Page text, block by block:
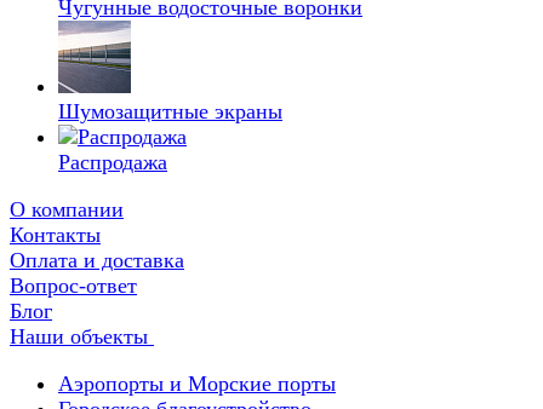
Чугунные водосточные воронки
Шумозащитные экраны
Распродажа
О компании
Контакты
Оплата и доставка
Вопрос-ответ
Блог
Наши объекты
Аэропорты и Морские порты